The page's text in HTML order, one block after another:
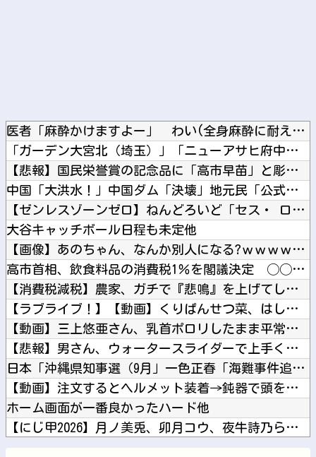
医者「麻酔かけますよー」 わい(全身麻酔に耐えて見せる！うお...
「ガーデン大宮北（埼玉）」「ニューアサヒ府中四谷店（東京）」...
【悲報】国民栄誉賞の記念品に「高市早苗」と彫ってあって炎上ｗ...
中国「大洪水！」中国ダム「決壊」地元民「公式発表より死者多い...
【ゼンレスゾーンゼロ】ねんどろいど「セス・ ローウェル」【本...
大谷キャッチボール日程も未定他
【画像】あのちゃん、なんか別人になる?ｗｗｗｗｗｗｗｗｗｗ他
高市首相、飲食料品の消費税1％を閣議決定 ◯◯をチラつかせて...
【消費税減税】農家、ガチで『悲鳴』を上げてしまう・・・・・他
【ラブライブ！】【動画】くりぱんせつ菜、はしゃぐ【定期】他
【動画】三上悠亜さん、乳首ポロリしたまま平常心を装うｗｗｗｗ...
【悲報】男さん、ウォータースライダーで上手く滑れずチューブの...
日本「沖縄県知事選（9月」一色正春「海難事件追及（検証」八重...
【動画】注文するとヘルメット装着→鈍器で頭を殴られるチェコの...
ホーム画面が一番良かったハード他
【にじ甲2026】月ノ美兎、卯月コウ、夜牛詩乃らによる甲子園...